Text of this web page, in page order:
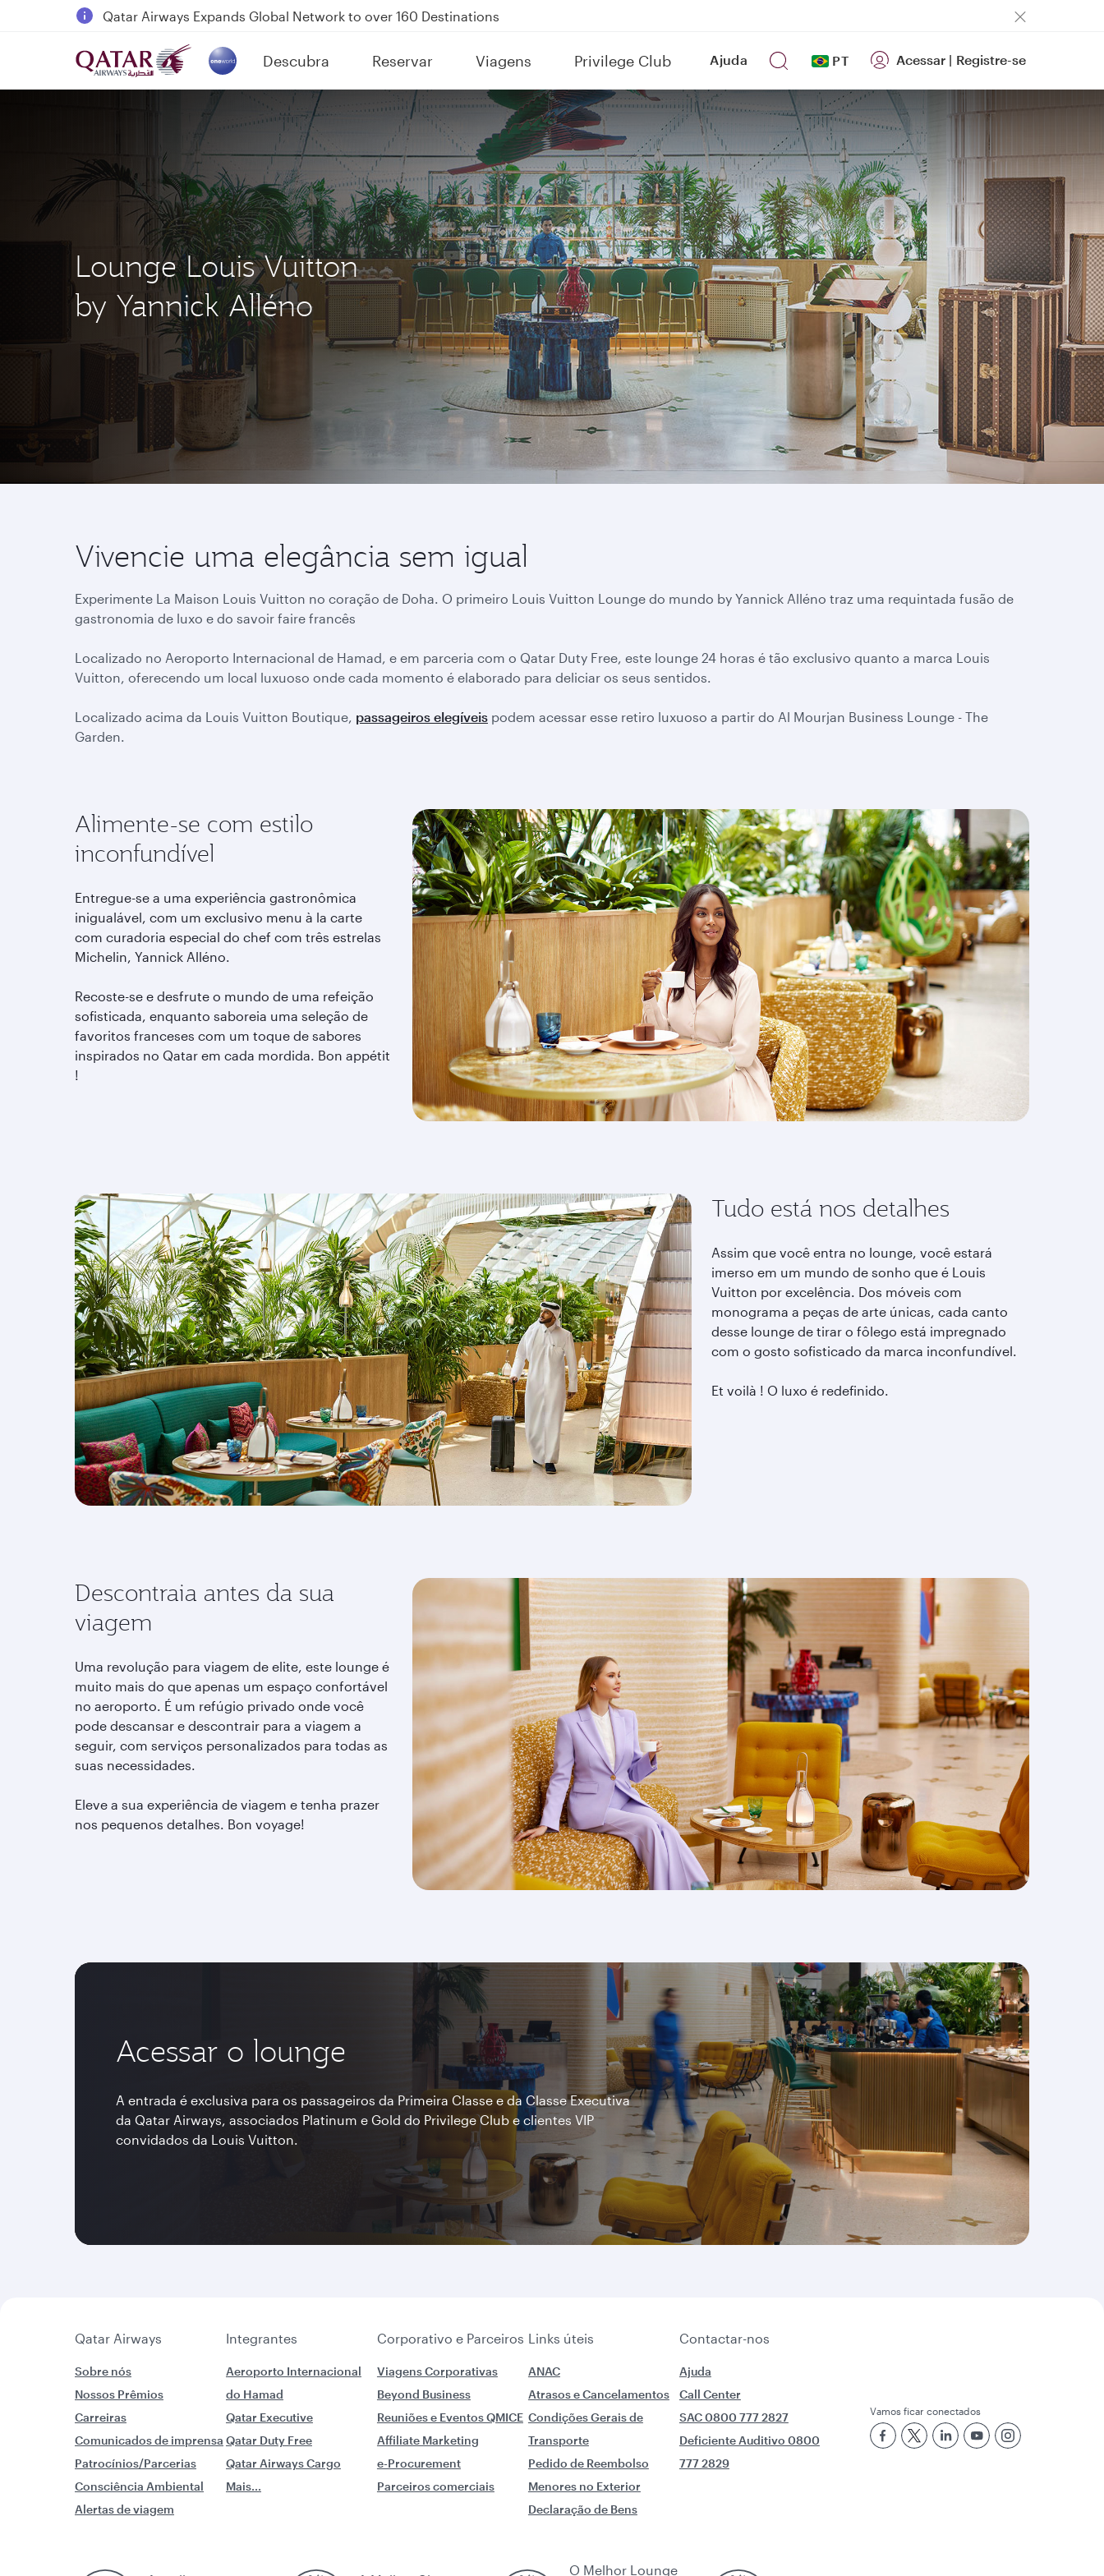
18 June 2026: Updates on Travelling with Power Banks
6 August 2026: Qatar Airways flight resumption to Bahrain (BAH), Erbil (EBL), and Kuwait (KWI)
Qatar Airways Expands Global Network to over 160 Destinations
Descubra
(active) Reservar Viagens Privilege Club Ajuda PT Acessar | Registre-se
Lounge Louis Vuitton
by Yannick Alléno
Vivencie uma elegância sem igual
Experimente La Maison Louis Vuitton no coração de Doha. O primeiro Louis Vuitton Lounge do mundo by Yannick Alléno traz uma requintada fusão de
gastronomia de luxo e do savoir faire francês
Localizado no Aeroporto Internacional de Hamad, e em parceria com o Qatar Duty Free, este lounge 24 horas é tão exclusivo quanto a marca Louis
Vuitton, oferecendo um local luxuoso onde cada momento é elaborado para deliciar os seus sentidos.
Localizado acima da Louis Vuitton Boutique, passageiros elegíveis podem acessar esse retiro luxuoso a partir do Al Mourjan Business Lounge - The
Garden.
Alimente-se com estilo
inconfundível
Entregue-se a uma experiência gastronômica
inigualável, com um exclusivo menu à la carte
com curadoria especial do chef com três estrelas
Michelin, Yannick Alléno.
Recoste-se e desfrute o mundo de uma refeição
sofisticada, enquanto saboreia uma seleção de
favoritos franceses com um toque de sabores
inspirados no Qatar em cada mordida. Bon appétit
!
Tudo está nos detalhes
Assim que você entra no lounge, você estará
imerso em um mundo de sonho que é Louis
Vuitton por excelência. Dos móveis com
monograma a peças de arte únicas, cada canto
desse lounge de tirar o fôlego está impregnado
com o gosto sofisticado da marca inconfundível.
Et voilà ! O luxo é redefinido.
Descontraia antes da sua
viagem
Uma revolução para viagem de elite, este lounge é
muito mais do que apenas um espaço confortável
no aeroporto. É um refúgio privado onde você
pode descansar e descontrair para a viagem a
seguir, com serviços personalizados para todas as
suas necessidades.
Eleve a sua experiência de viagem e tenha prazer
nos pequenos detalhes. Bon voyage!
Acessar o lounge
A entrada é exclusiva para os passageiros da Primeira Classe e da Classe Executiva
da Qatar Airways, associados Platinum e Gold do Privilege Club e clientes VIP
convidados da Louis Vuitton.
Qatar Airways Integrantes Corporativo e Parceiros Links úteis Contactar-nos
Sobre nós
Nossos Prêmios
Carreiras
Comunicados de imprensa
Patrocínios/Parcerias
Consciência Ambiental
Alertas de viagem
Aeroporto Internacional
do Hamad
Qatar Executive
Qatar Duty Free
Qatar Airways Cargo
Mais...
Viagens Corporativas
Beyond Business
Reuniões e Eventos QMICE
Affiliate Marketing
e-Procurement
Parceiros comerciais
ANAC
Atrasos e Cancelamentos
Condições Gerais de
Transporte
Pedido de Reembolso
Menores no Exterior
Declaração de Bens
Ajuda
Call Center
SAC 0800 777 2827
Deficiente Auditivo 0800
777 2829
Vamos ficar conectados
O Melhor Lounge